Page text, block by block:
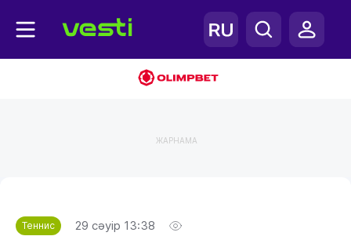
ЖАРНАМА
Теннис 29 сәуір 13:38